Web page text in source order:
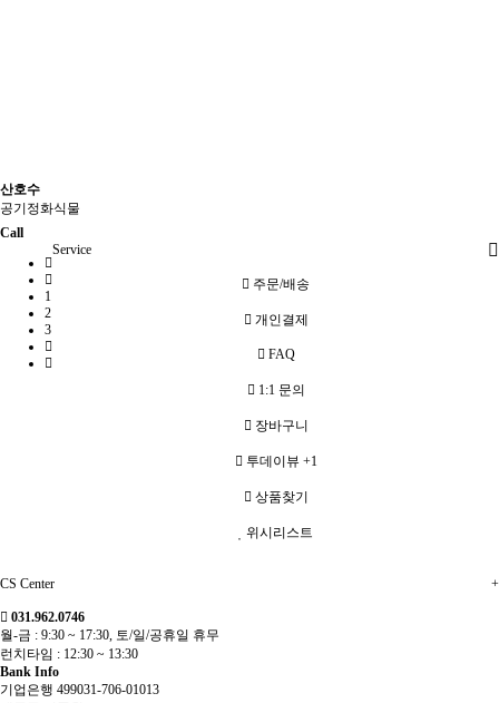
산호수
공기정화식물
Call
1
2
3
Service
주문/배송
개인결제
FAQ
1:1 문의
장바구니
투데이뷰 +1
상품찾기
위시리스트
+
CS Center
031.962.0746
월-금 : 9:30 ~ 17:30, 토/일/공휴일 휴무
런치타임 : 12:30 ~ 13:30
Bank Info
기업은행 499031-706-01013